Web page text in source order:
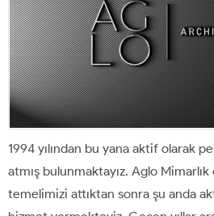
1994 yılından bu yana aktif olarak
atmış bulunmaktayız. Aglo Mimarlık
temelimizi attıktan sonra şu anda